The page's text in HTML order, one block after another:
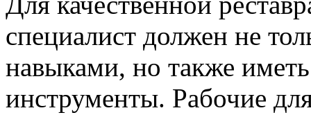
специалист должен не
навыками, но также
инструменты. Рабочие